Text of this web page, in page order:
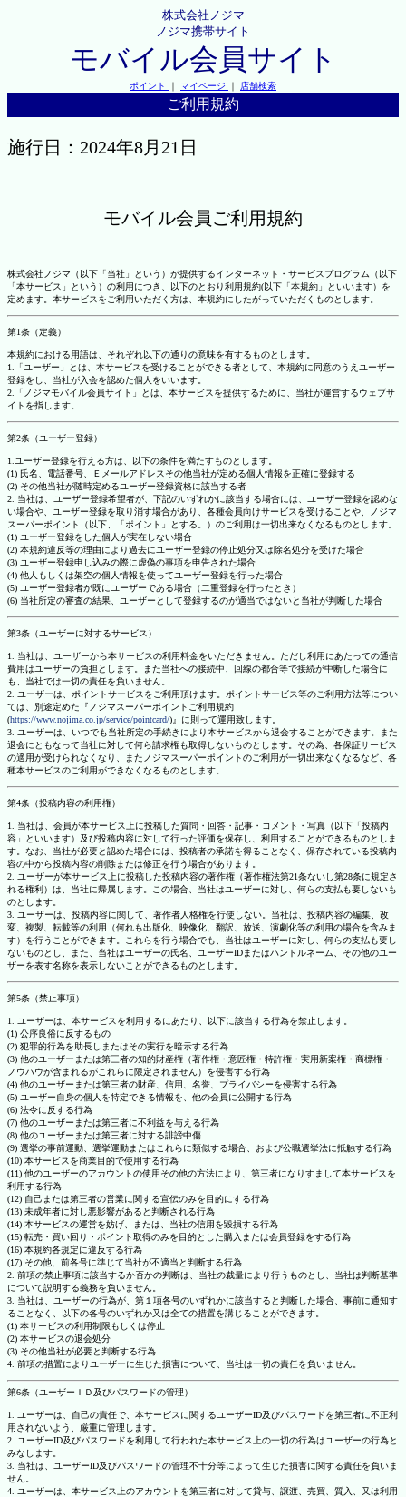
株式会社ノジマ
ノジマ携帯サイト
モバイル会員サイト
ポイント ｜ マイページ ｜ 店舗検索
ご利用規約
施行日：2024年8月21日
モバイル会員ご利用規約
株式会社ノジマ（以下「当社」という）が提供するインターネット・サービスプログラム（以下
「本サービス」という）の利用につき、以下のとおり利用規約(以下「本規約」といいます）を
定めます。本サービスをご利用いただく方は、本規約にしたがっていただくものとします。
第1条（定義）
本規約における用語は、それぞれ以下の通りの意味を有するものとします。
1.「ユーザー」とは、本サービスを受けることができる者として、本規約に同意のうえユーザー
登録をし、当社が入会を認めた個人をいいます。
2.「ノジマモバイル会員サイト」とは、本サービスを提供するために、当社が運営するウェブサ
イトを指します。
第2条（ユーザー登録）
1.ユーザー登録を行える方は、以下の条件を満たすものとします。
(1) 氏名、電話番号、Ｅメールアドレスその他当社が定める個人情報を正確に登録する
(2) その他当社が随時定めるユーザー登録資格に該当する者
2. 当社は、ユーザー登録希望者が、下記のいずれかに該当する場合には、ユーザー登録を認めな
い場合や、ユーザー登録を取り消す場合があり、各種会員向けサービスを受けることや、ノジマ
スーパーポイント（以下、「ポイント」とする。）のご利用は一切出来なくなるものとします。
(1) ユーザー登録をした個人が実在しない場合
(2) 本規約違反等の理由により過去にユーザー登録の停止処分又は除名処分を受けた場合
(3) ユーザー登録申し込みの際に虚偽の事項を申告された場合
(4) 他人もしくは架空の個人情報を使ってユーザー登録を行った場合
(5) ユーザー登録者が既にユーザーである場合（二重登録を行ったとき）
(6) 当社所定の審査の結果、ユーザーとして登録するのが適当ではないと当社が判断した場合
第3条（ユーザーに対するサービス）
1. 当社は、ユーザーから本サービスの利用料金をいただきません。ただし利用にあたっての通信
費用はユーザーの負担とします。また当社への接続中、回線の都合等で接続が中断した場合に
も、当社では一切の責任を負いません。
2. ユーザーは、ポイントサービスをご利用頂けます。ポイントサービス等のご利用方法等につい
ては、別途定めた『ノジマスーパーポイントご利用規約
(https://www.nojima.co.jp/service/pointcard/)』に則って運用致します。
3. ユーザーは、いつでも当社所定の手続きにより本サービスから退会することができます。また
退会にともなって当社に対して何ら請求権も取得しないものとします。その為、各保証サービス
の適用が受けられなくなり、またノジマスーパーポイントのご利用が一切出来なくなるなど、各
種本サービスのご利用ができなくなるものとします。
第4条（投稿内容の利用権）
1. 当社は、会員が本サービス上に投稿した質問・回答・記事・コメント・写真（以下「投稿内
容」といいます）及び投稿内容に対して行った評価を保存し、利用することができるものとしま
す。なお、当社が必要と認めた場合には、投稿者の承諾を得ることなく、保存されている投稿内
容の中から投稿内容の削除または修正を行う場合があります。
2. ユーザーが本サービス上に投稿した投稿内容の著作権（著作権法第21条ないし第28条に規定さ
れる権利）は、当社に帰属します。この場合、当社はユーザーに対し、何らの支払も要しないも
のとします。
3. ユーザーは、投稿内容に関して、著作者人格権を行使しない。当社は、投稿内容の編集、改
変、複製、転載等の利用（何れも出版化、映像化、翻訳、放送、演劇化等の利用の場合を含みま
す）を行うことができます。これらを行う場合でも、当社はユーザーに対し、何らの支払も要し
ないものとし、また、当社はユーザーの氏名、ユーザーIDまたはハンドルネーム、その他のユー
ザーを表す名称を表示しないことができるものとします。
第5条（禁止事項）
1. ユーザーは、本サービスを利用するにあたり、以下に該当する行為を禁止します。
(1) 公序良俗に反するもの
(2) 犯罪的行為を助長しまたはその実行を暗示する行為
(3) 他のユーザーまたは第三者の知的財産権（著作権・意匠権・特許権・実用新案権・商標権・
ノウハウが含まれるがこれらに限定されません）を侵害する行為
(4) 他のユーザーまたは第三者の財産、信用、名誉、プライバシーを侵害する行為
(5) ユーザー自身の個人を特定できる情報を、他の会員に公開する行為
(6) 法令に反する行為
(7) 他のユーザーまたは第三者に不利益を与える行為
(8) 他のユーザーまたは第三者に対する誹謗中傷
(9) 選挙の事前運動、選挙運動またはこれらに類似する場合、および公職選挙法に抵触する行為
(10) 本サービスを商業目的で使用する行為
(11) 他のユーザーのアカウントの使用その他の方法により、第三者になりすまして本サービスを
利用する行為
(12) 自己または第三者の営業に関する宣伝のみを目的にする行為
(13) 未成年者に対し悪影響があると判断される行為
(14) 本サービスの運営を妨げ、または、当社の信用を毀損する行為
(15) 転売・買い回り・ポイント取得のみを目的とした購入または会員登録をする行為
(16) 本規約各規定に違反する行為
(17) その他、前各号に準じて当社が不適当と判断する行為
2. 前項の禁止事項に該当するか否かの判断は、当社の裁量により行うものとし、当社は判断基準
について説明する義務を負いません。
3. 当社は、ユーザーの行為が、第１項各号のいずれかに該当すると判断した場合、事前に通知す
ることなく、以下の各号のいずれか又は全ての措置を講じることができます。
(1) 本サービスの利用制限もしくは停止
(2) 本サービスの退会処分
(3) その他当社が必要と判断する行為
4. 前項の措置によりユーザーに生じた損害について、当社は一切の責任を負いません。
第6条（ユーザーＩＤ及びパスワードの管理）
1. ユーザーは、自己の責任で、本サービスに関するユーザーID及びパスワードを第三者に不正利
用されないよう、厳重に管理します。
2. ユーザーID及びパスワードを利用して行われた本サービス上の一切の行為はユーザーの行為と
みなします。
3. 当社は、ユーザーID及びパスワードの管理不十分等によって生じた損害に関する責任を負いま
せん。
4. ユーザーは、本サービス上のアカウントを第三者に対して貸与、譲渡、売買、質入、又は利用